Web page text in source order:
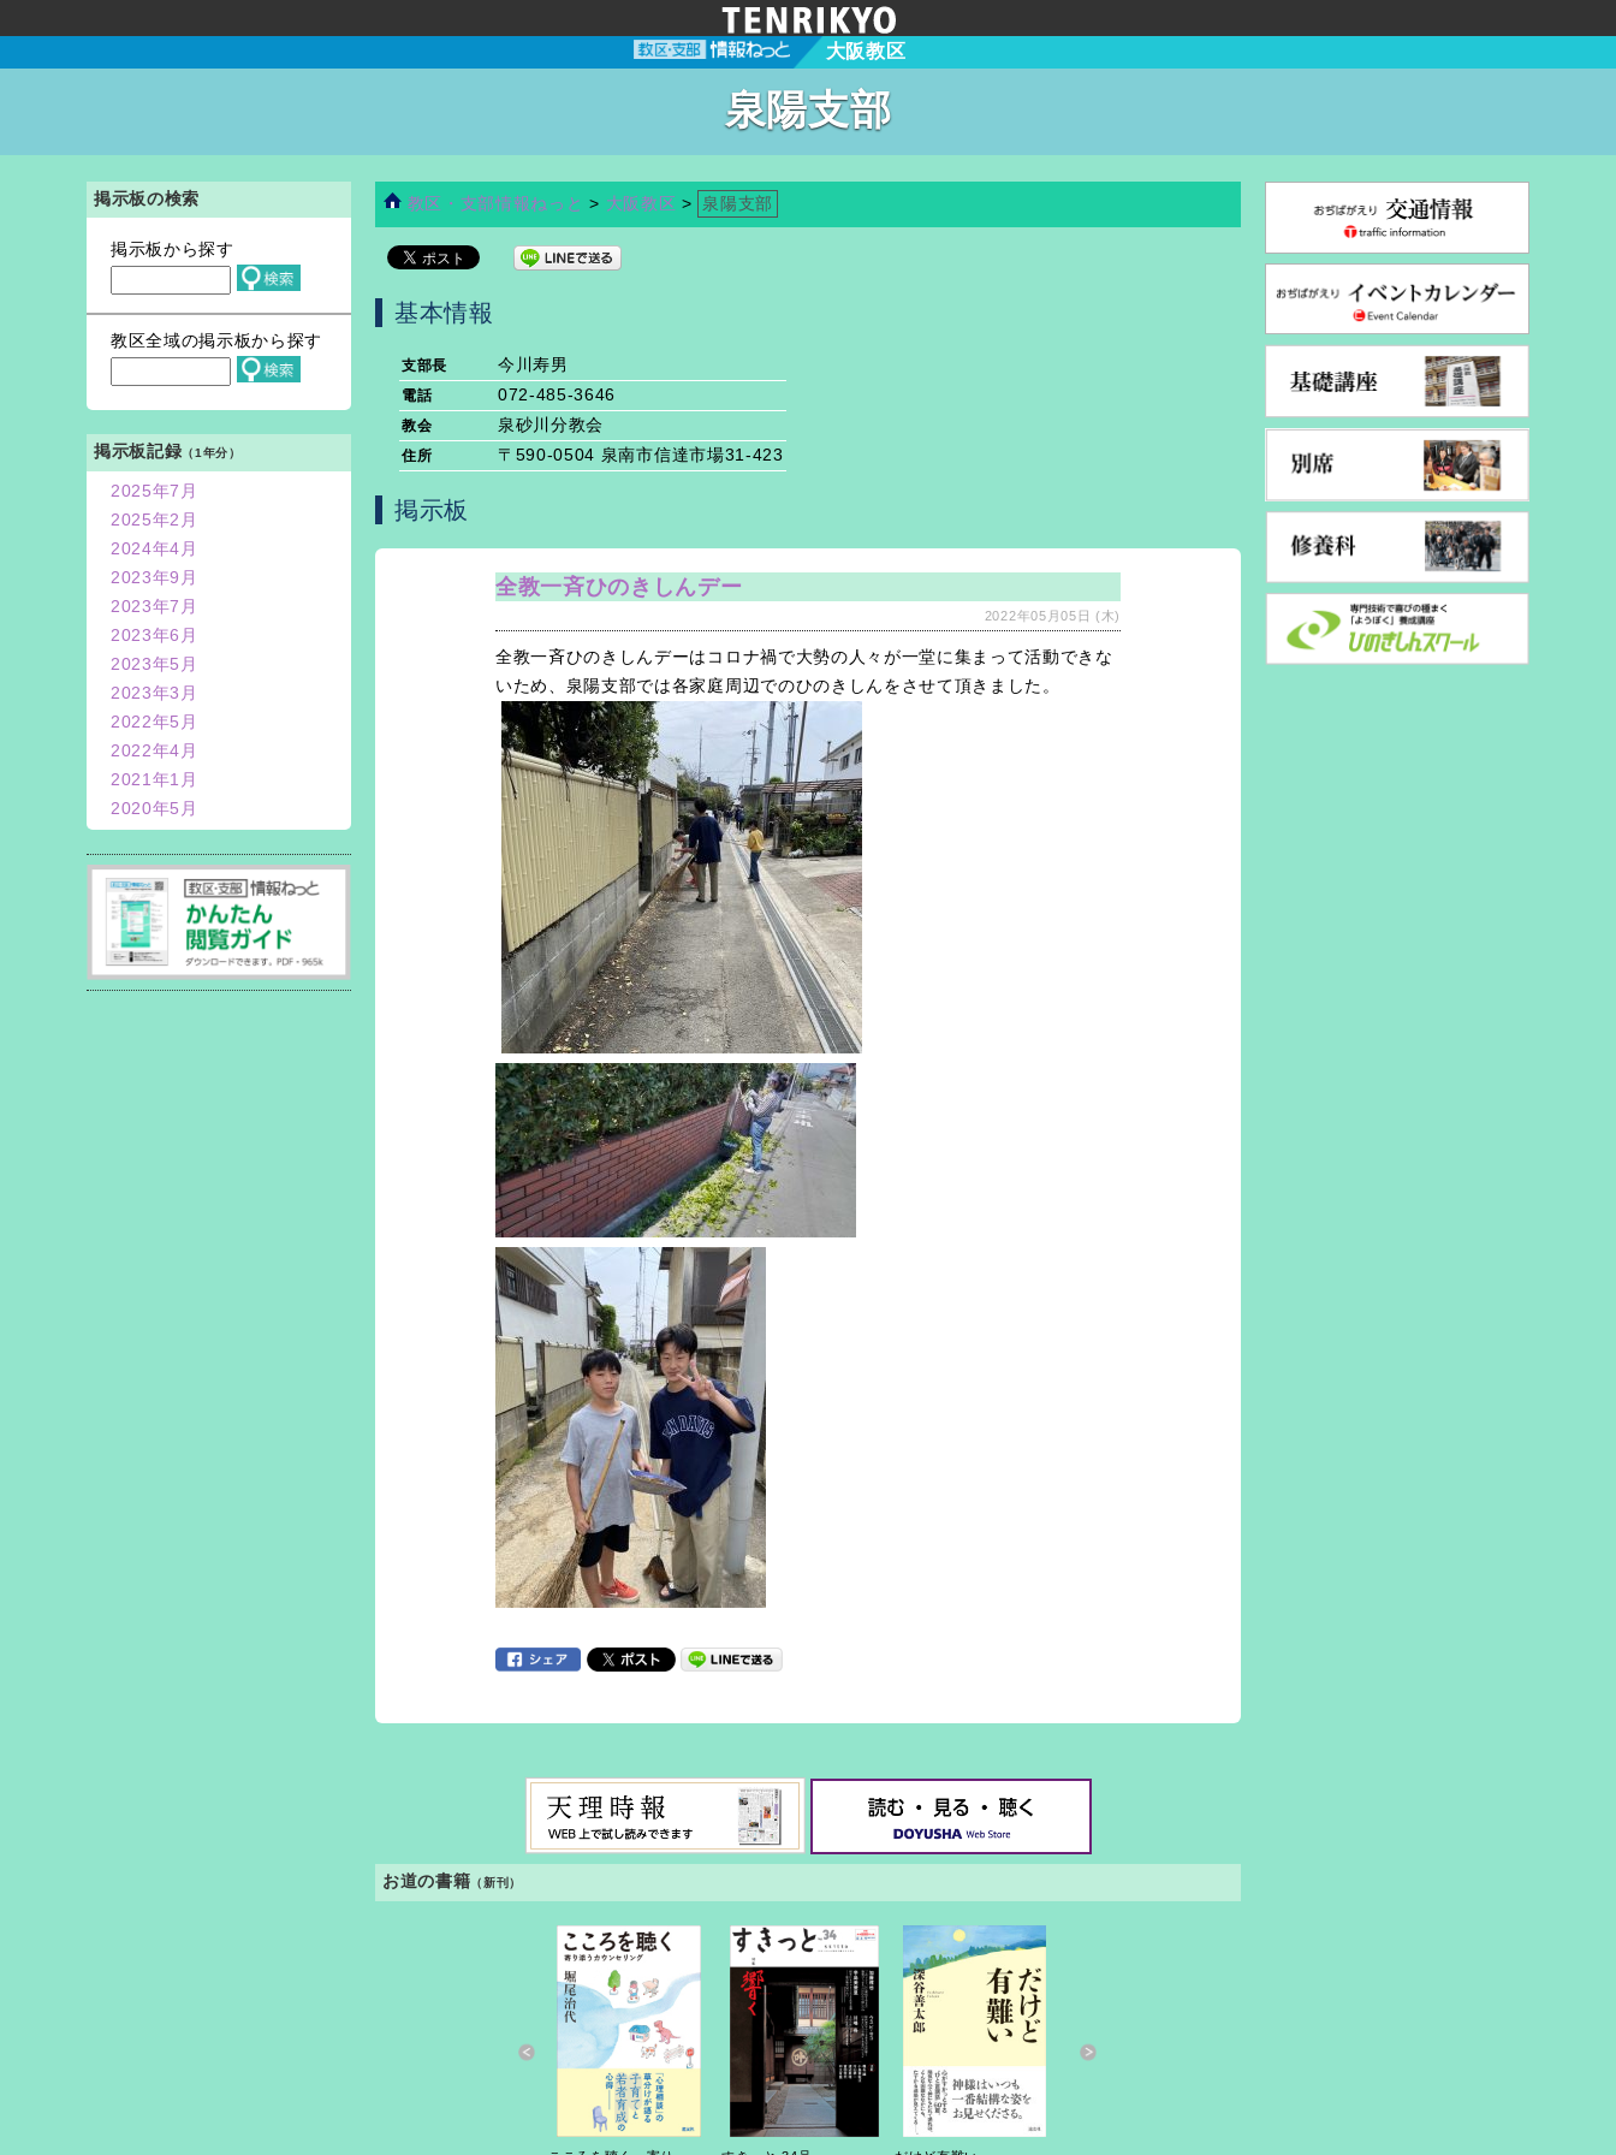
大阪教区
泉陽支部
教区・支部情報ねっと > 大阪教区 > 泉陽支部
基本情報
支部長 今川寿男
電話 072-485-3646
教会 泉砂川分教会
住所 〒590-0504 泉南市信達市場31-423
掲示板
全教一斉ひのきしんデー
2022年05月05日 (木)
全教一斉ひのきしんデーはコロナ禍で大勢の人々が一堂に集まって活動できな
いため、泉陽支部では各家庭周辺でのひのきしんをさせて頂きました。
掲示板の検索
掲示板から探す
教区全域の掲示板から探す
掲示板記録 （1年分）
2025年7月
2025年2月
2024年4月
2023年9月
2023年7月
2023年6月
2023年5月
2023年3月
2022年5月
2022年4月
2021年1月
2020年5月
お道の書籍 （新刊）